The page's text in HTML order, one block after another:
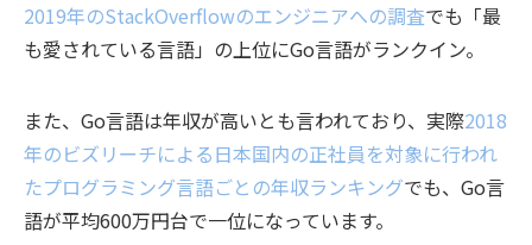
2019年のStackOverflowのエンジニアへの調査でも「最
も愛されている言語」の上位にGo言語がランクイン。
また、 Go言語は年収が高いとも言われており、実際2018
年のビズリーチによる日本国内の正社員を対象に行われ
たプログラミング言語ごとの年収ランキングでも、Go言
語が平均600万円台で一位になっています。